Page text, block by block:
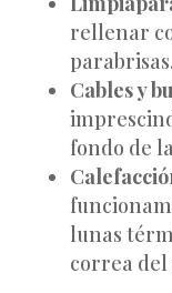
rellenar
parabrisas.
Cables y
fondo de
lunas
correa